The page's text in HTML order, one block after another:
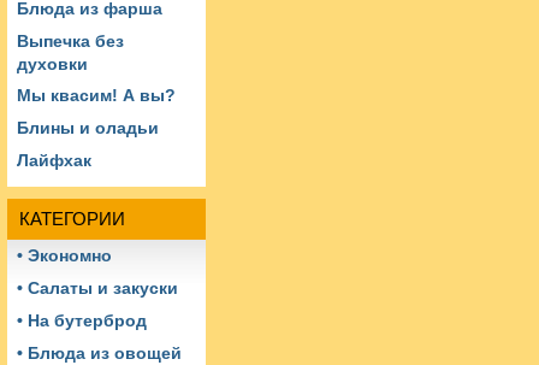
Блюда из фарша
Выпечка без
духовки
Мы квасим! А вы?
Блины и оладьи
Лайфхак
КАТЕГОРИИ
• Экономно
• Салаты и закуски
• На бутерброд
• Блюда из овощей